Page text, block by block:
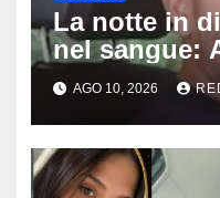
La notte in
nel sangue:
pestato a
34 anni e
AGO 10, 2026